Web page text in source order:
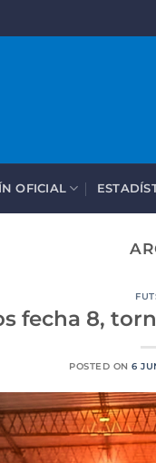
OFICIAL
fecha 8,
POSTED ON6